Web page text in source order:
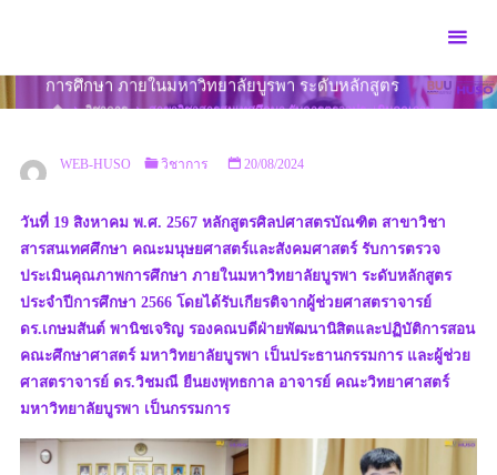
การศึกษา ภายในมหาวิทยาลัยบูรพา ระดับหลักสูตร
HOMEวิชาการ
สาขาวิชาสารสนเทศศึกษา รับการตรวจประเมินคุณภาพ
WEB-HUSO วิชาการ 20/08/2024
วันที่ 19 สิงหาคม พ.ศ. 2567 หลักสูตรศิลปศาสตรบัณฑิต สาขาวิชา
สารสนเทศศึกษา คณะมนุษยศาสตร์และสังคมศาสตร์ รับการตรวจ
ประเมินคุณภาพการศึกษา ภายในมหาวิทยาลัยบูรพา ระดับหลักสูตร
ประจำปีการศึกษา 2566 โดยได้รับเกียรติจากผู้ช่วยศาสตราจารย์
ดร.เกษมสันต์ พานิชเจริญ รองคณบดีฝ่ายพัฒนานิสิตและปฏิบัติการสอน
คณะศึกษาศาสตร์ มหาวิทยาลัยบูรพา เป็นประธานกรรมการ และผู้ช่วย
ศาสตราจารย์ ดร.วิชมณี ยืนยงพุทธกาล อาจารย์ คณะวิทยาศาสตร์
มหาวิทยาลัยบูรพา เป็นกรรมการ